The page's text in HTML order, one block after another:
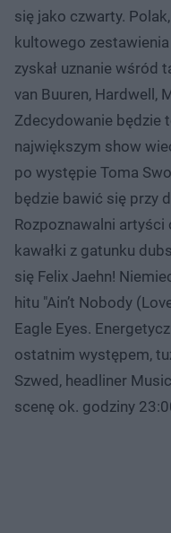
się jako czwarty.
kultowego
zyskał uznanie wśród
van Buuren, Hardwell,
Zdecydowanie będzie
największym show
po występie Toma
będzie bawić się przy
Rozpoznawalni
kawałki z gatunku
się Felix Jaehn!
hitu "Ain’t Nobody
Eagle Eyes.
ostatnim występem,
Szwed, headliner
scenę ok. godziny